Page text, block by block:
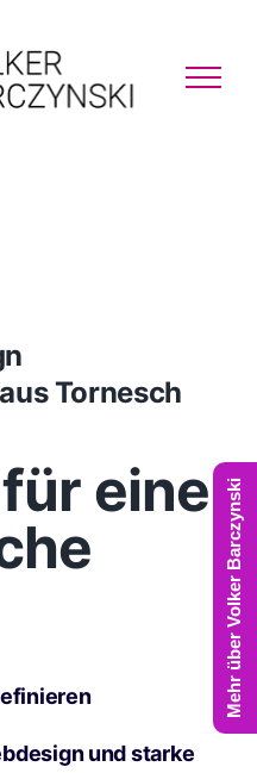
Tornesch
eine
und starke
Mehr über Volker Barczynski